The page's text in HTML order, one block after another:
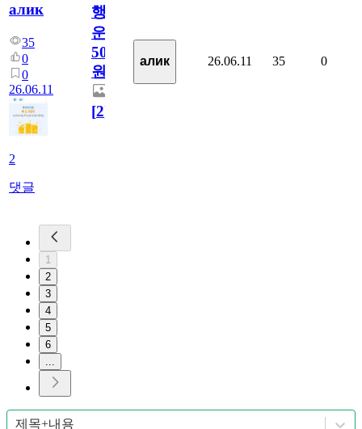
алик
35
0
0
26.06.11
2
댓글
행
운
5000
원
[2]
алик 26.06.11 35 0
1
2
3
4
5
6
제목+내용